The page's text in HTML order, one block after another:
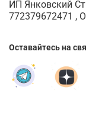
ИП Янковский
772379672471 ,
Оставайтесь на